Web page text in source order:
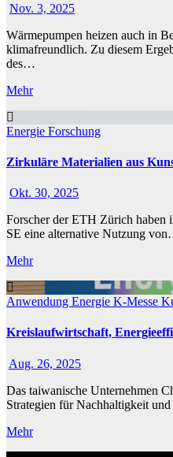
Nov. 3, 2025
Wärmepumpen heizen auch in
klimafreundlich. Zu diesem
des…
Mehr
Energie Forschung
Zirkuläre Materialien aus
Okt. 30, 2025
Forscher der ETH Zürich haben
SE eine alternative Nutzung
Mehr
Anwendung Energie K-Messe
Kreislaufwirtschaft,
Aug. 26, 2025
Das taiwanische Unternehmen
Strategien für Nachhaltigkeit
Mehr